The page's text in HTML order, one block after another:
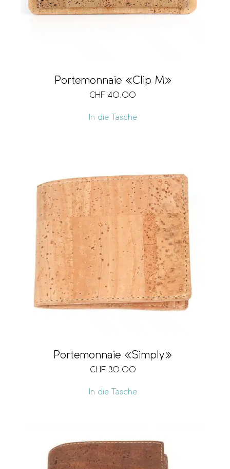
Portemonnaie «Clip M»
CHF 40.00
In die Tasche
Portemonnaie «Simply»
CHF 30.00
In die Tasche